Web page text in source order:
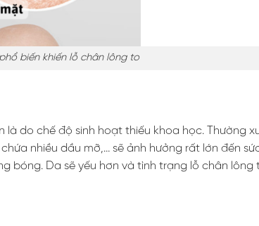
biến khiến lỗ chân lông to
do chế độ sinh hoạt thiếu khoa học. Thường
nhiều dầu mỡ,… sẽ ảnh hưởng rất lớn đến
bóng. Da sẽ yếu hơn và tình trạng lỗ chân